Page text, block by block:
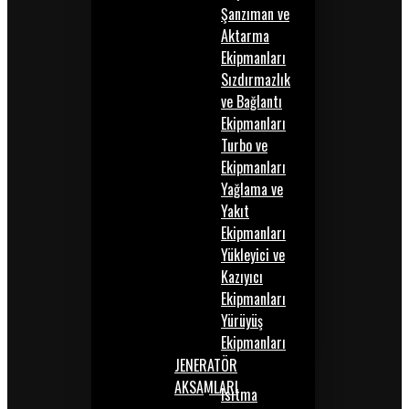
Şanzıman ve
Aktarma
Ekipmanları
Sızdırmazlık
ve Bağlantı
Ekipmanları
Turbo ve
Ekipmanları
Yağlama ve
Yakıt
Ekipmanları
Yükleyici ve
Kazıyıcı
Ekipmanları
Yürüyüş
Ekipmanları
JENERATÖR
AKSAMLARIIsıtma